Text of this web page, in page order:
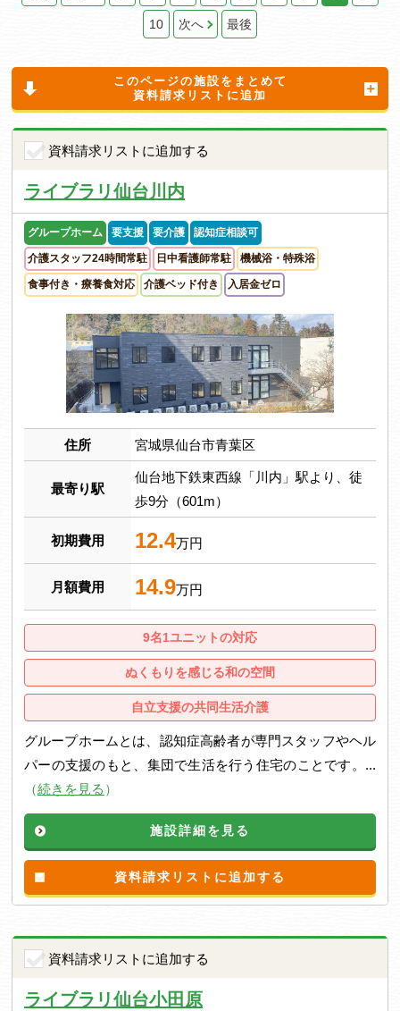
10 次へ 最後
このページの施設をまとめて
資料請求リストに追加
資料請求リストに追加する
ライブラリ仙台川内
グループホーム 要支援 要介護 認知症相談可
介護スタッフ24時間常駐 日中看護師常駐 機械浴・特殊浴
食事付き・療養食対応 介護ベッド付き 入居金ゼロ
住所 宮城県仙台市青葉区
最寄り駅
仙台地下鉄東西線「川内」駅より、徒
歩9分（601m）
初期費用 12.4万円
月額費用 14.9万円
9名1ユニットの対応
ぬくもりを感じる和の空間
自立支援の共同生活介護
グループホームとは、認知症高齢者が専門スタッフやヘル
パーの支援のもと、集団で生活を行う住宅のことです。...
（続きを見る ）
施設詳細を見る
資料請求リストに追加する
資料請求リストに追加する
ライブラリ仙台小田原